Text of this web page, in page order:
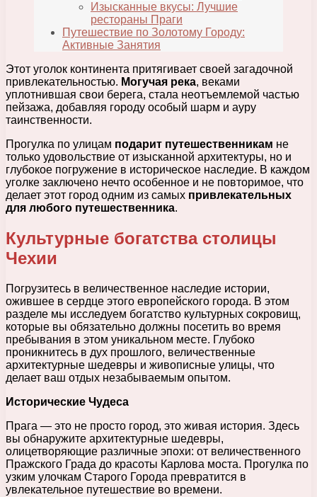
Изысканные вкусы: Лучшие
рестораны Праги
Путешествие по Золотому Городу:
Активные Занятия
Этот уголок континента притягивает своей загадочной
привлекательностью. Могучая река, веками
уплотнившая свои берега, стала неотъемлемой частью
пейзажа, добавляя городу особый шарм и ауру
таинственности.
Прогулка по улицам подарит путешественникам не
только удовольствие от изысканной архитектуры, но и
глубокое погружение в историческое наследие. В каждом
уголке заключено нечто особенное и не повторимое, что
делает этот город одним из самых привлекательных
для любого путешественника.
Культурные богатства столицы
Чехии
Погрузитесь в величественное наследие истории,
ожившее в сердце этого европейского города. В этом
разделе мы исследуем богатство культурных сокровищ,
которые вы обязательно должны посетить во время
пребывания в этом уникальном месте. Глубоко
проникнитесь в дух прошлого, величественные
архитектурные шедевры и живописные улицы, что
делает ваш отдых незабываемым опытом.
Исторические Чудеса
Прага — это не просто город, это живая история. Здесь
вы обнаружите архитектурные шедевры,
олицетворяющие различные эпохи: от величественного
Пражского Града до красоты Карлова моста. Прогулка по
узким улочкам Старого Города превратится в
увлекательное путешествие во времени.